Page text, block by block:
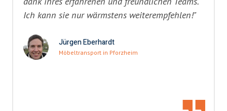
Ich kann sie nur wärmstens weiterempfehlen!"
Jürgen Eberhardt
Möbeltransport in Pforzheim